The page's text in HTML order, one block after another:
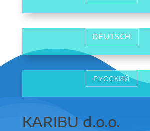
DEUTSCH
РУССКИЙ
KARIBU d.o.o.